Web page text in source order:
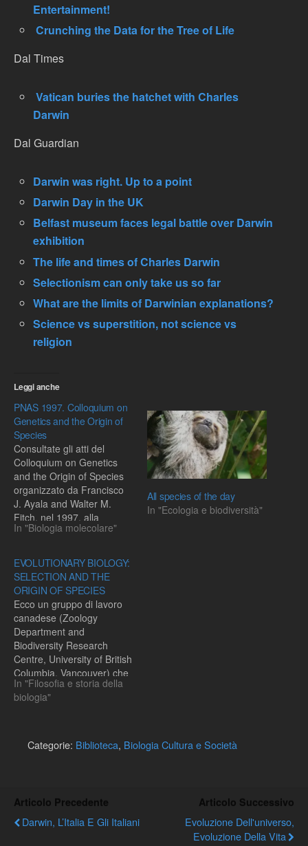
Entertainment!
Crunching the Data for the Tree of Life
Dal Times
Vatican buries the hatchet with Charles
Darwin
Dal Guardian
Darwin was right. Up to a point
Darwin Day in the UK
Belfast museum faces legal battle over Darwin
exhibition
The life and times of Charles Darwin
Selectionism can only take us so far
What are the limits of Darwinian explanations?
Science vs superstition, not science vs
religion
Leggi anche
PNAS 1997. Colloquium on
Genetics and the Origin of
Species
Consultate gli atti del
Colloquium on Genetics
and the Origin of Species
organizzato da Francisco
J. Ayala and Walter M.
Fitch, nel 1997, alla
National Academy of
In "Biologia molecolare"
All species of the day
In "Ecologia e biodiversità"
EVOLUTIONARY BIOLOGY:
SELECTION AND THE
ORIGIN OF SPECIES
Ecco un gruppo di lavoro
canadese (Zoology
Department and
Biodiversity Research
Centre, University of British
Columbia, Vancouver) che
studia il ruolo della
selezione naturale nei
le preferenze di
accoppiamento (selezione
“Selection and the origin of
species” pubblicato su…
In "Filosofia e storia della
biologia"
Categorie: Biblioteca, Biologia Cultura e Società
Articolo Precedente
Darwin, L’Italia E Gli Italiani
Articolo Successivo
Evoluzione Dell'universo,
Evoluzione Della Vita